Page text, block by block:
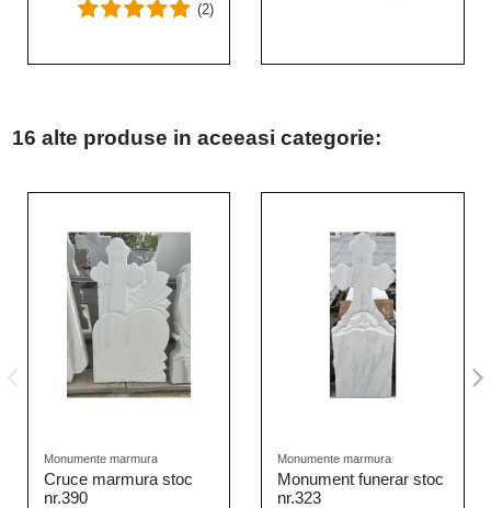
(2)
16 alte produse in aceeasi categorie:
Monumente marmura
Cruce marmura stoc
nr.390
Monumente marmura
Monument funerar stoc
nr.323